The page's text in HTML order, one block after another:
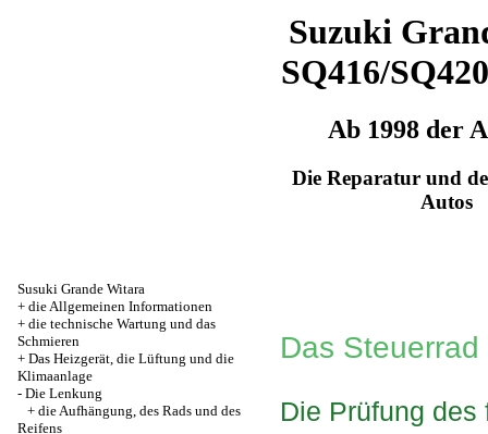
Suzuki
SQ416/
Ab 1998 der
Die Reparatur und
Autos
Susuki Grande Witara
+ die Allgemeinen Informationen
+ die technische Wartung und das
Schmieren
+ Das Heizgerät, die Lüftung und die
Klimaanlage
- Die Lenkung
+ die Aufhängung, des Rads und des
Reifens
Das Steuerrad
Die Prüfung